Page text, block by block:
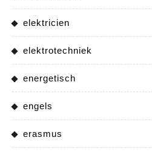
elektricien
elektrotechniek
energetisch
engels
erasmus